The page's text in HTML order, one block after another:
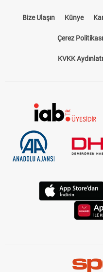
Bize Ulaşın Künye
Çerez Politikası
KVKK